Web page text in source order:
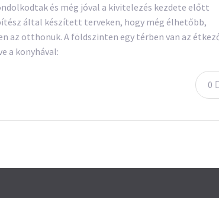
és még jóval a kivitelezés kezdete előtt
által készített terveken, hogy még élhetőbb,
az otthonuk. A földszinten egy térben van az
a konyhával:
0